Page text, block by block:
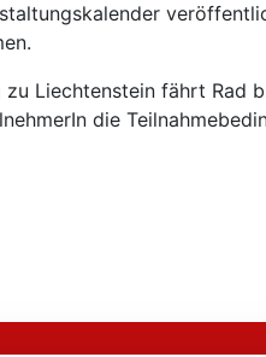
Liechtenstein fährt Rad
die